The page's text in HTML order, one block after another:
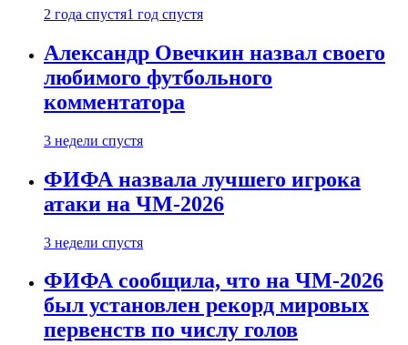
2 года спустя1 год спустя
Александр Овечкин назвал своего
любимого футбольного
комментатора
3 недели спустя
ФИФА назвала лучшего игрока
атаки на ЧМ-2026
3 недели спустя
ФИФА сообщила, что на ЧМ-2026
был установлен рекорд мировых
первенств по числу голов